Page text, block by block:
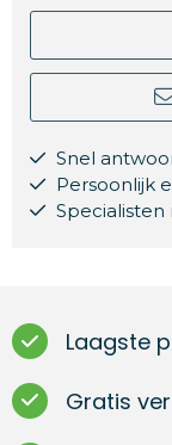
Snel
Persoonlijk
Specialisten
Laagste
Gratis